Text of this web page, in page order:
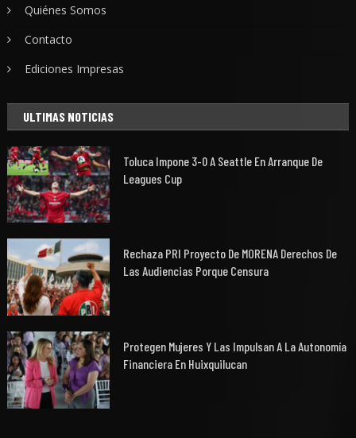
Quiénes Somos
Contacto
Ediciones Impresas
ULTIMAS NOTICIAS
Toluca Impone 3-0 A Seattle En Arranque De
Leagues Cup
Rechaza PRI Proyecto De MORENA Derechos De
Las Audiencias Porque Censura
Protegen Mujeres Y Las Impulsan A La Autonomía
Financiera En Huixquilucan